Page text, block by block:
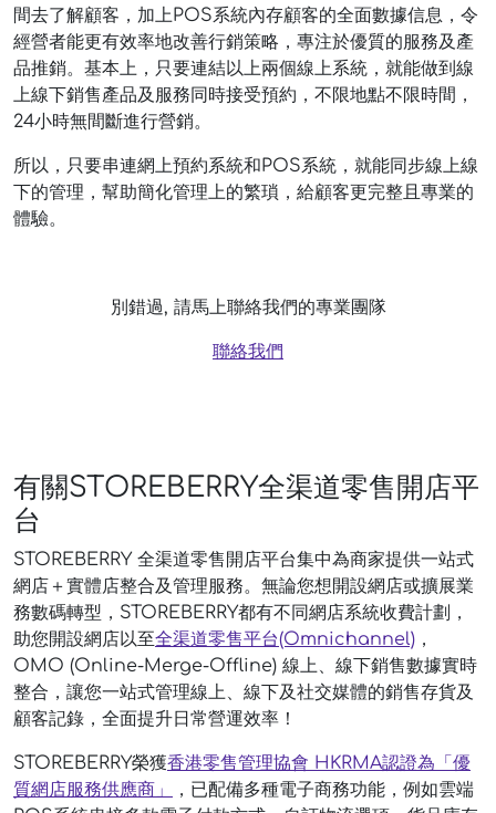
間去了解顧客，加上POS系統內存顧客的全面數據信息，令
經營者能更有效率地改善行銷策略，專注於優質的服務及產
品推銷。基本上，只要連結以上兩個線上系統，就能做到線
上線下銷售產品及服務同時接受預約，不限地點不限時間，
24小時無間斷進行營銷。
所以，只要串連網上預約系統和POS系統，就能同步線上線
下的管理，幫助簡化管理上的繁瑣，給顧客更完整且專業的
體驗。
別錯過, 請馬上聯絡我們的專業團隊
聯絡我們
有關STOREBERRY全渠道零售開店平
台
STOREBERRY 全渠道零售開店平台集中為商家提供一站式
網店＋實體店整合及管理服務。無論您想開設網店或擴展業
務數碼轉型，STOREBERRY都有不同網店系統收費計劃，
助您開設網店以至全渠道零售平台(Omnichannel) ，
OMO (Online-Merge-Offline) 線上、線下銷售數據實時
整合，讓您一站式管理線上、線下及社交媒體的銷售存貨及
顧客記錄，全面提升日常營運效率！
STOREBERRY榮獲香港零售管理協會 HKRMA認證為「優
質網店服務供應商」
，已配備多種電子商務功能，例如雲端